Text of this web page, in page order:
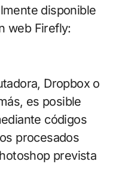
disponible
web Firefly:
Dropbox o
es posible
códigos
procesados
prevista